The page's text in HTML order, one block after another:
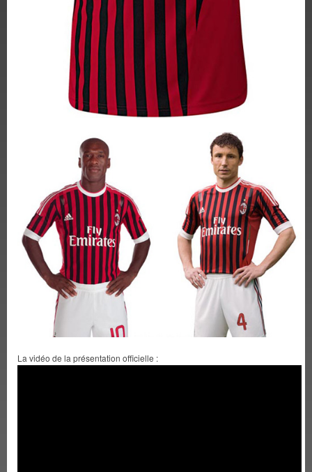
La vidéo de la présentation officielle :